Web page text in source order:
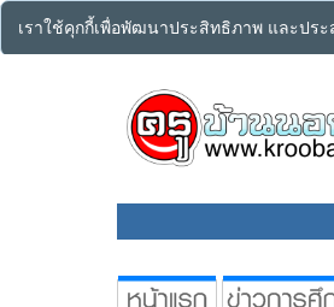
เราใช้คุกกี้เพื่อพัฒนาประสิทธิภาพ และปร